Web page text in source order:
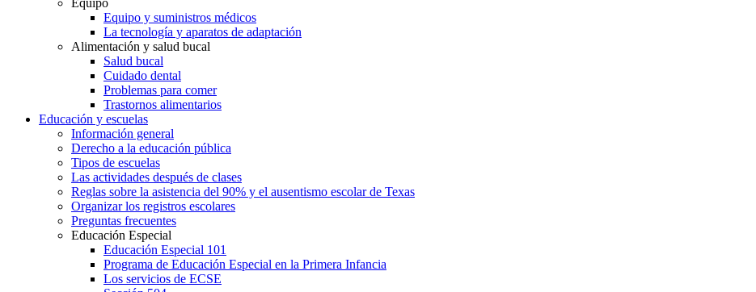
Equipo y suministros médicos
La tecnología y aparatos de adaptación
Alimentación y salud bucal
Salud bucal
Cuidado dental
Problemas para comer
Trastornos alimentarios
Educación y escuelas
Información general
Derecho a la educación pública
Tipos de escuelas
Las actividades después de clases
Reglas sobre la asistencia del 90% y el ausentismo escolar de Texas
Organizar los registros escolares
Preguntas frecuentes
Educación Especial
Educación Especial 101
Programa de Educación Especial en la Primera Infancia
Los servicios de ECSE